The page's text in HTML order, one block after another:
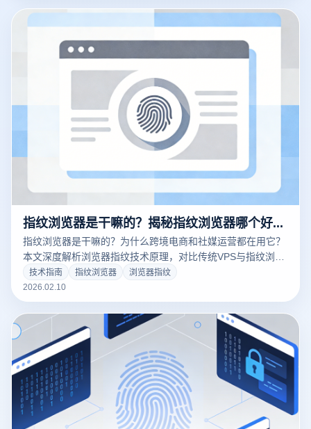
指纹浏览器是干嘛的？揭秘指纹浏览器哪个好用与防关联实战
指纹浏览器是干嘛的？为什么跨境电商和社媒运营都在用它？
本文深度解析浏览器指纹技术原理，对比传统VPS与指纹浏览
器的优劣。针对“指纹浏览器哪个好用”这一难题，从内核隔
离、RPA自动化及成本控制三大维度，为您推荐2026年高性价
比的云登指纹浏览器解决方案。
技术指南 指纹浏览器
浏览器指纹
2026.02.10